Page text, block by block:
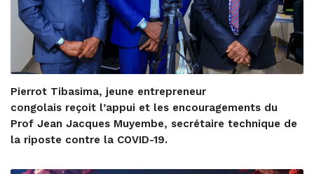
Pierrot Tibasima, jeune entrepreneur
congolais reçoit l’appui et les encouragements du
Prof Jean Jacques Muyembe, secrétaire technique de
la riposte contre la COVID-19.